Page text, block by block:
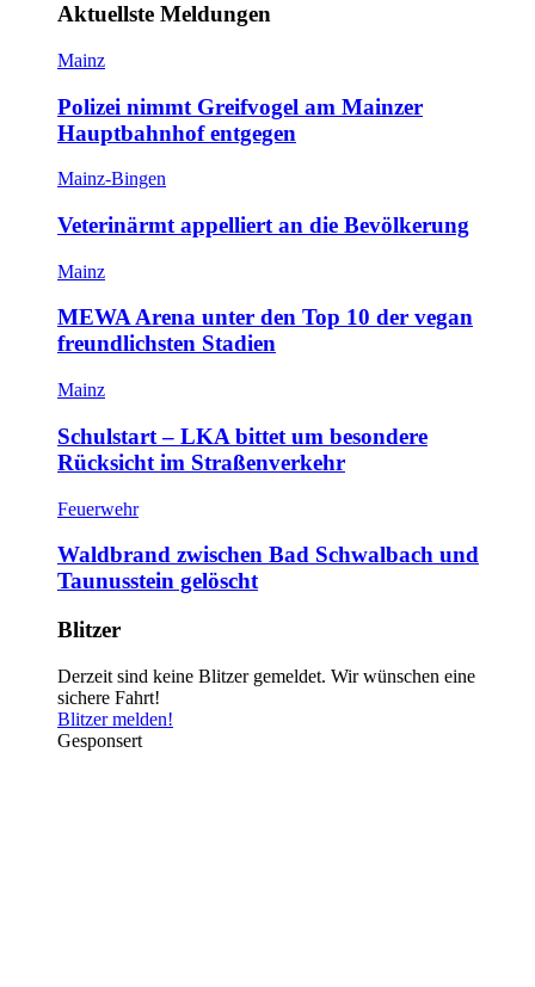
Aktuellste Meldungen
Mainz
Polizei nimmt Greifvogel am Mainzer
Hauptbahnhof entgegen
Mainz-Bingen
Veterinärmt appelliert an die Bevölkerung
Mainz
MEWA Arena unter den Top 10 der vegan
freundlichsten Stadien
Mainz
Schulstart – LKA bittet um besondere
Rücksicht im Straßenverkehr
Feuerwehr
Waldbrand zwischen Bad Schwalbach und
Taunusstein gelöscht
Blitzer
Derzeit sind keine Blitzer gemeldet. Wir wünschen eine
sichere Fahrt!
Blitzer melden!
Gesponsert